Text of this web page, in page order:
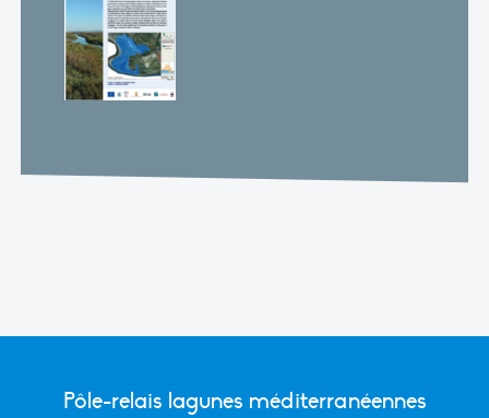
Pôle-relais lagunes méditerranéennes